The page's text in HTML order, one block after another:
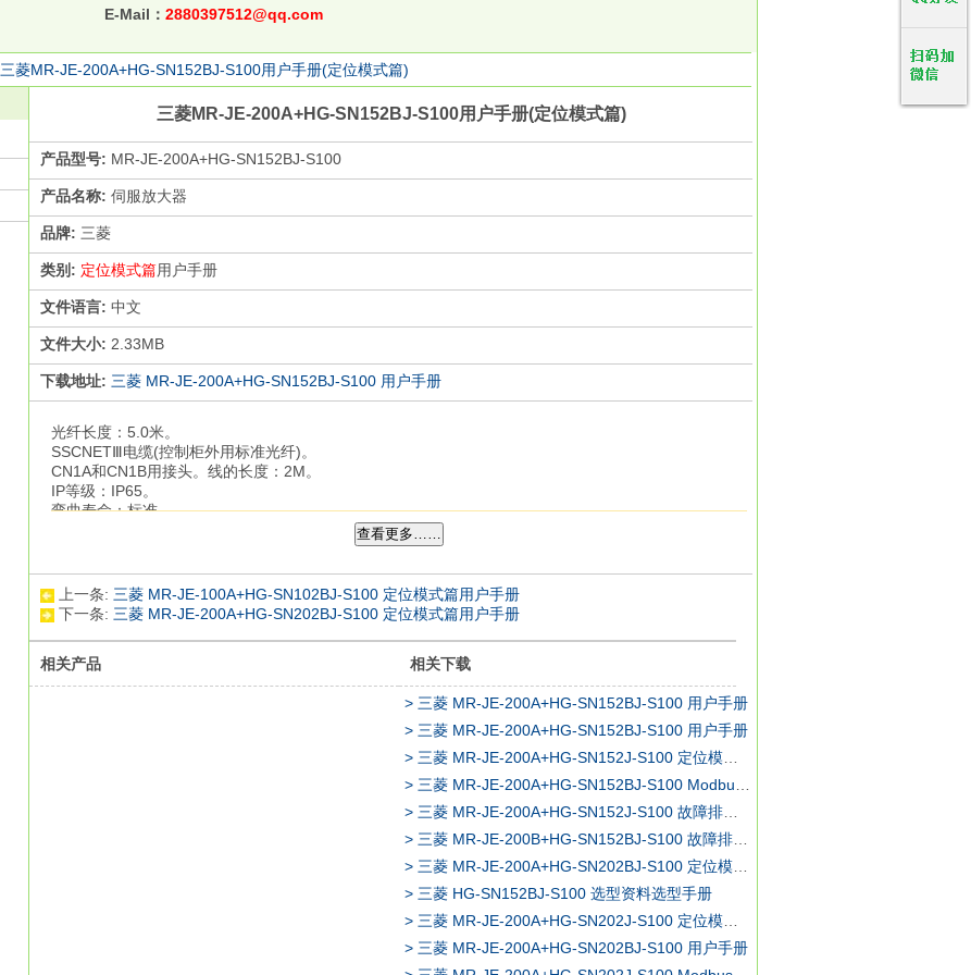
E-Mail： 2880397512@qq.com
三菱MR-JE-200A+HG-SN152BJ-S100用户手册(定位模式篇)
三菱MR-JE-200A+HG-SN152BJ-S100用户手册(定位模式篇)
产品型号: MR-JE-200A+HG-SN152BJ-S100
产品名称: 伺服放大器
品牌: 三菱
类别: 定位模式篇用户手册
文件语言: 中文
文件大小: 2.33MB
下载地址: 三菱 MR-JE-200A+HG-SN152BJ-S100 用户手册
光纤长度：5.0米。
SSCNETⅢ电缆(控制柜外用标准光纤)。
CN1A和CN1B用接头。线的长度：2M。
IP等级：IP65。
弯曲寿命：标准。
电机电源用电缆，用于HF-KP/HF-MP系列(电机轴同侧引出)。三菱电机通用交流伺服放大器
接口类型：CC-Link通讯型(内置定位功能)MR-JE-200A+HG-SN152BJ-S100
电源规格：三相AC400V。
通过在定位表中设定位置和转速数据并接收来自主控制器的启动信号实现定位操作。
定位表中位置和转速等数据的设置以及启停操作均可通过CC-Link通讯来完成。
通过使用MR-J3-D01扩展IO单元，可通过DI/O指令来进行定位表选择和定位操作。
(当使用MR-J3-D01时不能进行CC-Link通讯)。
使用带内置定位功能的伺服放大器，可通过CC-Link通讯设置位置和转速等数据。(对应CC-Link版本:
参数单元MR-PRU03(选件)使参数设置，运行和更加简便。
当两个站都被占用时可通过远程寄存器直接设置转速指令。1轴伺服放大器。
查看更多……
上一条: 三菱 MR-JE-100A+HG-SN102BJ-S100 定位模式篇用户手册
下一条: 三菱 MR-JE-200A+HG-SN202BJ-S100 定位模式篇用户手册
相关产品 相关下载
> 三菱 MR-JE-200A+HG-SN152BJ-S100 用户手册
> 三菱 MR-JE-200A+HG-SN152BJ-S100 用户手册
> 三菱 HG-SN152BJ-S100 选型资料选型手册
> 三菱 MR-JE-200A+HG-SN202BJ-S100 用户手册